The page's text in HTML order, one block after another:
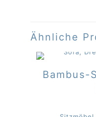
Ähnliche
Bambus-